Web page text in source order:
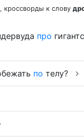
кроссворды к слову
про
по телу?